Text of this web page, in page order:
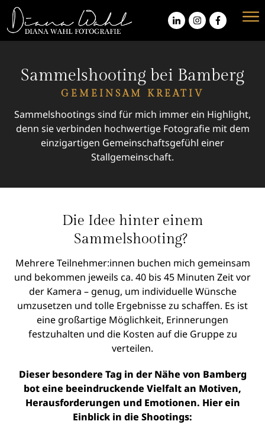
Sammelshooting bei Bamberg
GEMEINSAM KREATIV
Sammelshootings sind für mich immer ein Highlight,
denn sie verbinden hochwertige Fotografie mit dem
einzigartigen Gemeinschaftsgefühl einer
Stallgemeinschaft.
Die Idee hinter einem
Sammelshooting?
Mehrere Teilnehmer:innen buchen mich gemeinsam
und bekommen jeweils ca. 40 bis 45 Minuten Zeit vor
der Kamera – genug, um individuelle Wünsche
umzusetzen und tolle Ergebnisse zu schaffen. Es ist
eine großartige Möglichkeit, Erinnerungen
festzuhalten und die Kosten auf die Gruppe zu
verteilen.
Dieser besondere Tag in der Nähe von Bamberg
bot eine beeindruckende Vielfalt an Motiven,
Herausforderungen und Emotionen. Hier ein
Einblick in die Shootings: